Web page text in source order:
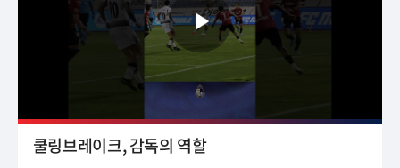
쿨링브레이크, 감독의 역할